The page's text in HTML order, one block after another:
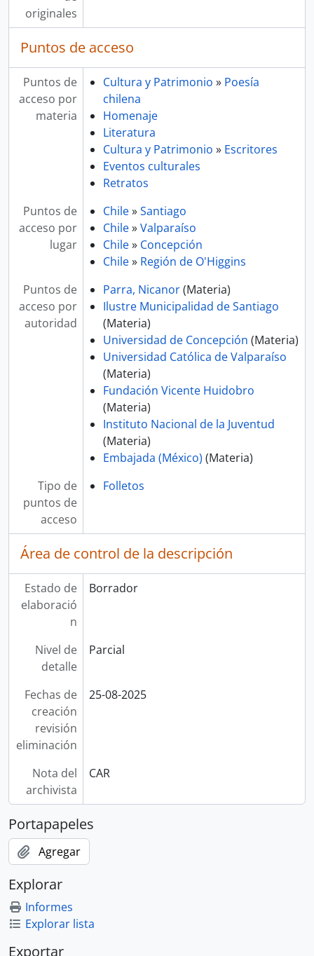
originales
Puntos de acceso
Puntos de
acceso por
materia
Cultura y Patrimonio » Poesía
chilena
Homenaje
Literatura
Cultura y Patrimonio » Escritores
Eventos culturales
Retratos
Puntos de
acceso por
lugar
Chile»Santiago
Chile»Valparaíso
Chile» Concepción
Chile» Región de O'Higgins
Puntos de
acceso por
autoridad
Parra, Nicanor(Materia)
Ilustre Municipalidad de Santiago
(Materia)
Universidad de Concepción (Materia)
Universidad Católica de Valparaíso
(Materia)
Fundación Vicente Huidobro
(Materia)
Instituto Nacional de la Juventud
(Materia)
Embajada (México) (Materia)
Tipo de
puntos de
acceso
Folletos
Área de control de la descripción
Estado de
elaboració
n
Borrador
Nivel de
detalle
Parcial
Fechas de
creación
revisión
eliminación
25-08-2025
Nota del
archivista
CAR
Portapapeles
Agregar
Explorar
Informes
Explorar lista
Exportar